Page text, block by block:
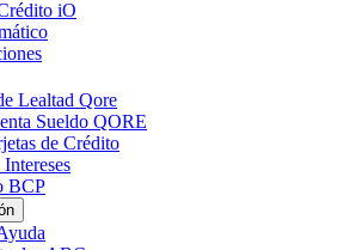
iO
Lealtad Qore
Sueldo QORE
de Crédito
BCP